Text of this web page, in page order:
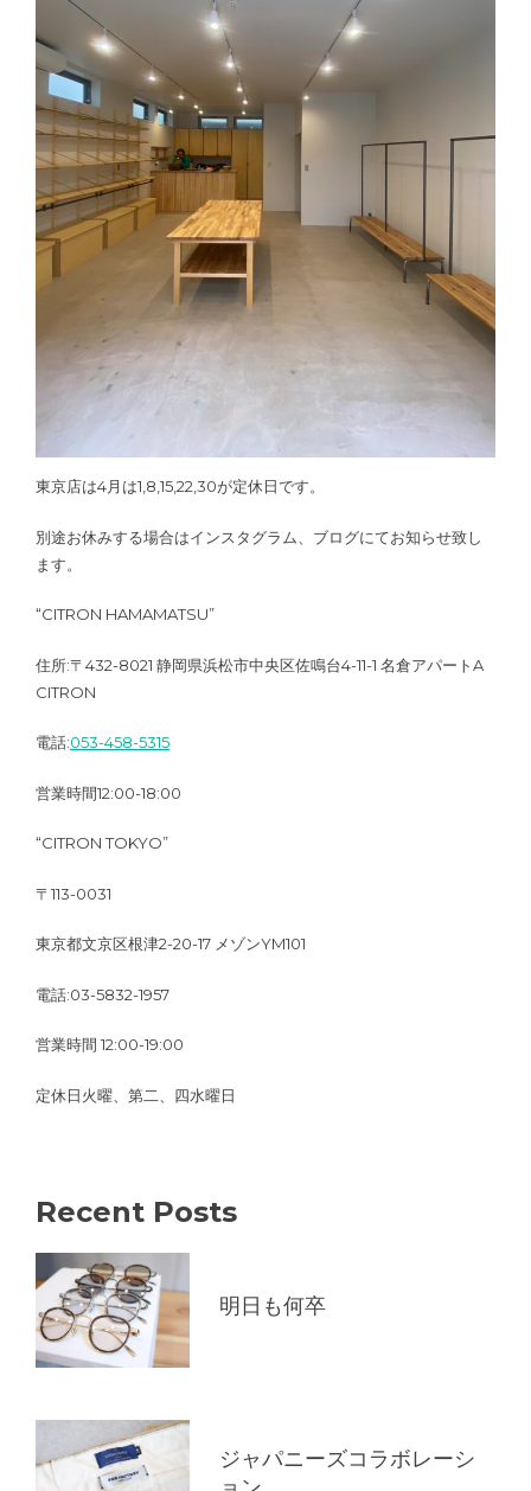
東京店は4月は1,8,15,22,30が定休日です。
別途お休みする場合はインスタグラム、ブログにてお知らせ致し
ます。
“CITRON HAMAMATSU”
住所:〒432-8021 静岡県浜松市中央区佐鳴台4-11-1 名倉アパートA
CITRON
電話:053-458-5315
営業時間12:00-18:00
“CITRON TOKYO”
〒113-0031
東京都文京区根津2-20-17 メゾンYM101
電話:03-5832-1957
営業時間 12:00-19:00
定休日火曜、第二、四水曜日
Recent Posts
明日も何卒
ジャパニーズコラボレーシ